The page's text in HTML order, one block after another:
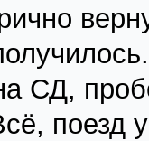
СД,
поезд